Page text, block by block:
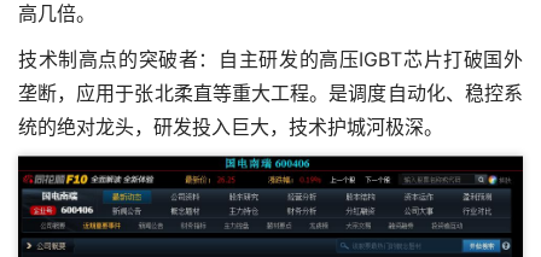
高几倍。
技术制高点的突破者：自主研发的高压IGBT芯片打破国外
垄断，应用于张北柔直等重大工程。是调度自动化、稳控系
统的绝对龙头，研发投入巨大，技术护城河极深。